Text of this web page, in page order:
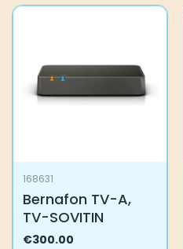
168631
Bernafon TV-A,
TV-SOVITIN
€300.00